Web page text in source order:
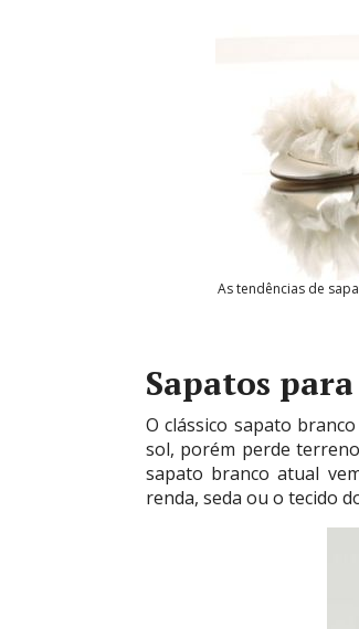
As tendências de
Sapatos
O clássico sapato
sol, porém perde
sapato branco atual
renda, seda ou o tecido